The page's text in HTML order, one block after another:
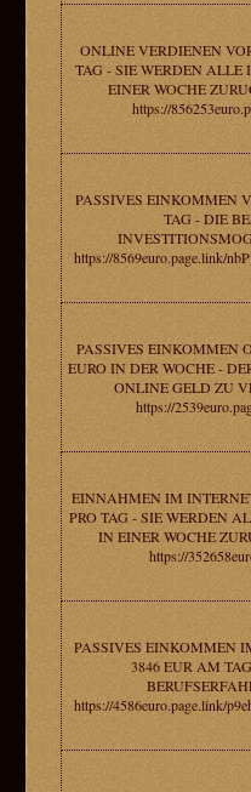
ONLINE VERDIENEN
TAG - SIE WERDEN ALLE
EINER WOCHE
https://
PASSIVES EINKOMMEN
TAG - DIE
https://8569euro.page.link/
PASSIVES EINKOMMEN
EURO IN DER WOCHE -
ONLINE GELD ZU
https://
EINNAHMEN IM
PRO TAG - SIE WERDEN
IN EINER WOCHE
https://
PASSIVES EINKOMMEN
3846 EUR AM
https://4586euro.page.link/